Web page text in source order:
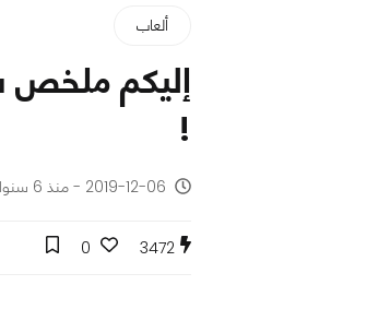
ألعاب
!
2019-12-06 - منذ 6 سنوات
3472
0